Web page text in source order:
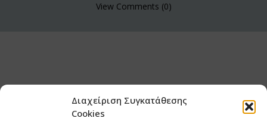
Διαχείριση Συγκατάθεσης
Cookies
View Comments (0)